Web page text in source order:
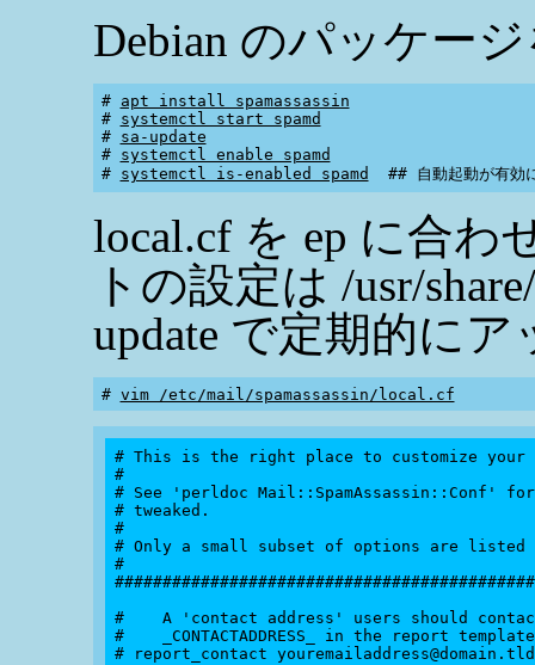
Debian のパッケー
# apt install spamassassin
# systemctl start spamd
# sa-update
# systemctl enable spamd
# systemctl is-enabled spamd
local.cf を ep に合わ
トの設定は /usr/
update で定期的に
# vim /etc/mail/spamassassin/local.cf
# This is the right place to customize your
#
# See 'perldoc Mail::SpamAssassin::Conf'
# tweaked.
#
# Only a small subset of options are listed
#
#    A 'contact address' users should
#    _CONTACTADDRESS_ in the report
# report_contact youremailaddress@domain.tld